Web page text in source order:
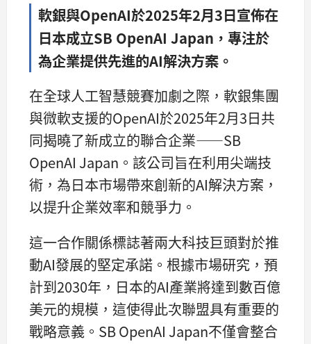
軟銀與OpenAI於2025年2月3日宣佈在
日本成立SB OpenAI Japan，專注於
為企業提供先進的AI解決方案。
在全球人工智慧競賽加劇之際，軟銀集團
與微軟支援的OpenAI於2025年2月3日共
同揭曉了新成立的聯合企業——SB
OpenAI Japan。該公司旨在利用尖端技
術，為日本市場帶來創新的AI解決方案，
以提升企業效率和競爭力。
這一合作關係標誌著兩大科技巨頭對於推
動AI發展的堅定承諾。根據市場研究，預
計到2030年，日本的AI產業將達到數百億
美元的規模，這使得此次聯盟具有重要的
戰略意義。SB OpenAI Japan不僅會整合